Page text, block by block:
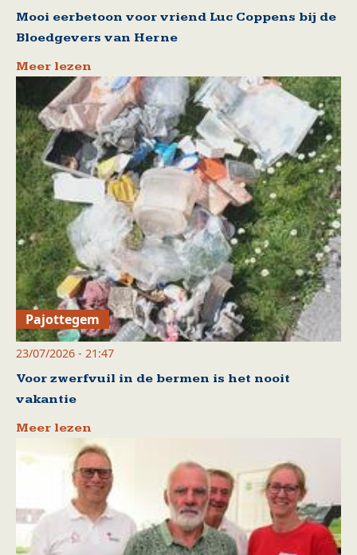
Mooi eerbetoon voor vriend Luc Coppens bij de
Bloedgevers van Herne
Meer lezen
Pajottegem
23/07/2026 - 21:47
Voor zwerfvuil in de bermen is het nooit
vakantie
Meer lezen